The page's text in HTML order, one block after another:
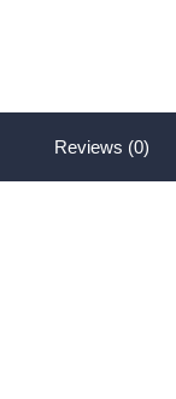
Reviews (0)